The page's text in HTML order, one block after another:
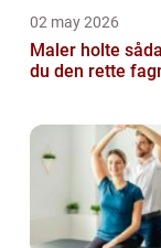
02 may 2026
Maler holte sådan vælger
du den rette